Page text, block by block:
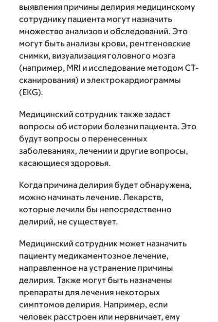
выявления причины делирия медицинскому
сотруднику пациента могут назначить
множество анализов и обследований. Это
могут быть анализы крови, рентгеновские
снимки, визуализация головного мозга
(например, MRI и исследование методом CT-
сканирования) и электрокардиограммы
(EKG).
Медицинский сотрудник также задаст
вопросы об истории болезни пациента. Это
будут вопросы о перенесенных
заболеваниях, лечении и другие вопросы,
касающиеся здоровья.
Когда причина делирия будет обнаружена,
можно начинать лечение. Лекарств,
которые лечили бы непосредственно
делирий, не существует.
Медицинский сотрудник может назначить
пациенту медикаментозное лечение,
направленное на устранение причины
делирия. Также могут быть назначены
препараты для лечения некоторых
симптомов делирия. Например, если
человек расстроен или нервничает, ему